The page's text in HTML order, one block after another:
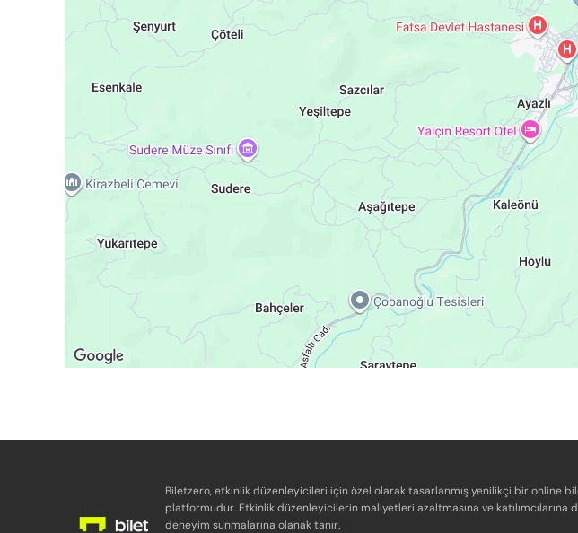
Biletzero, etkinlik düzenleyicileri için özel olarak tasarlanmış yenilikçi bir online
platformudur. Etkinlik düzenleyicilerin maliyetleri azaltmasına ve katılımcılarına
deneyim sunmalarına olanak tanır.